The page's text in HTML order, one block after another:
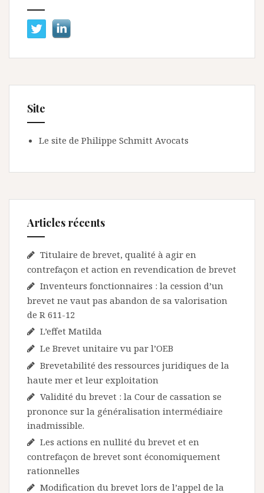
Site
Le site de Philippe Schmitt Avocats
Articles récents
Titulaire de brevet, qualité à agir en
contrefaçon et action en revendication de brevet
Inventeurs fonctionnaires : la cession d’un
brevet ne vaut pas abandon de sa valorisation
de R 611-12
L’effet Matilda
Le Brevet unitaire vu par l’OEB
Brevetabilité des ressources juridiques de la
haute mer et leur exploitation
Validité du brevet : la Cour de cassation se
prononce sur la généralisation intermédiaire
inadmissible.
Les actions en nullité du brevet et en
contrefaçon de brevet sont économiquement
rationnelles
Modification du brevet lors de l’appel de la